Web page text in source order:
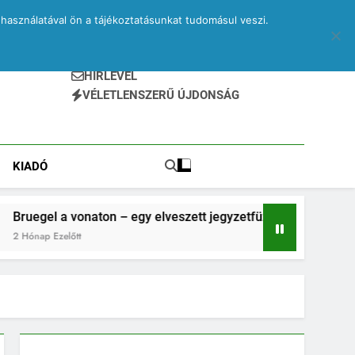
HÍRLEVÉL
VÉLETLENSZERŰ ÚJDONSÁG
KIADÓ
– egy elveszett jegyzetfüzet kitépett lapjai
ön a tájékoztatásunkat tudomásul veszi.